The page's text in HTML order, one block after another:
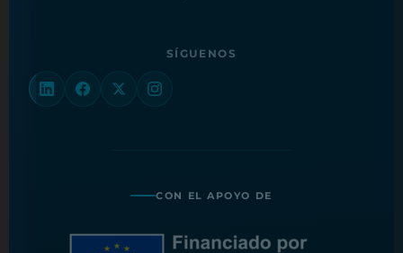
SÍGUENOS
CON EL APOYO DE